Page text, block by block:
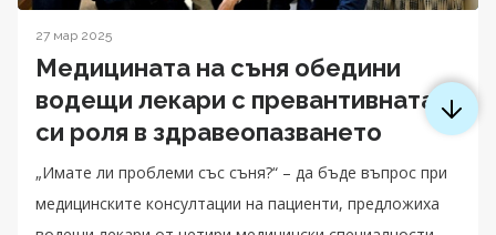
27 мар 2025
Медицината на съня обедини
водещи лекари с превантивната
си роля в здравеопазването
„Имате ли проблеми със съня?“ – да бъде въпрос при
медицинските консултации на пациенти, предложиха